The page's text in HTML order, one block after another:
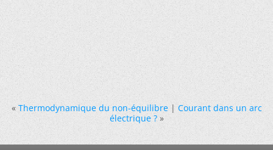
« Thermodynamique du non-équilibre|Courant dans un arc
électrique ? »